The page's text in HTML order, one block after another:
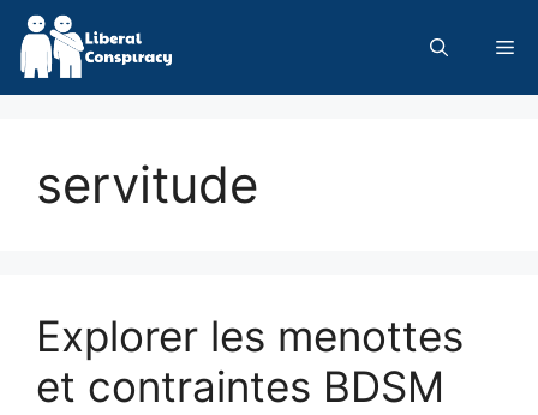
Skip
content
servitude
Explorer les menottes
et contraintes BDSM